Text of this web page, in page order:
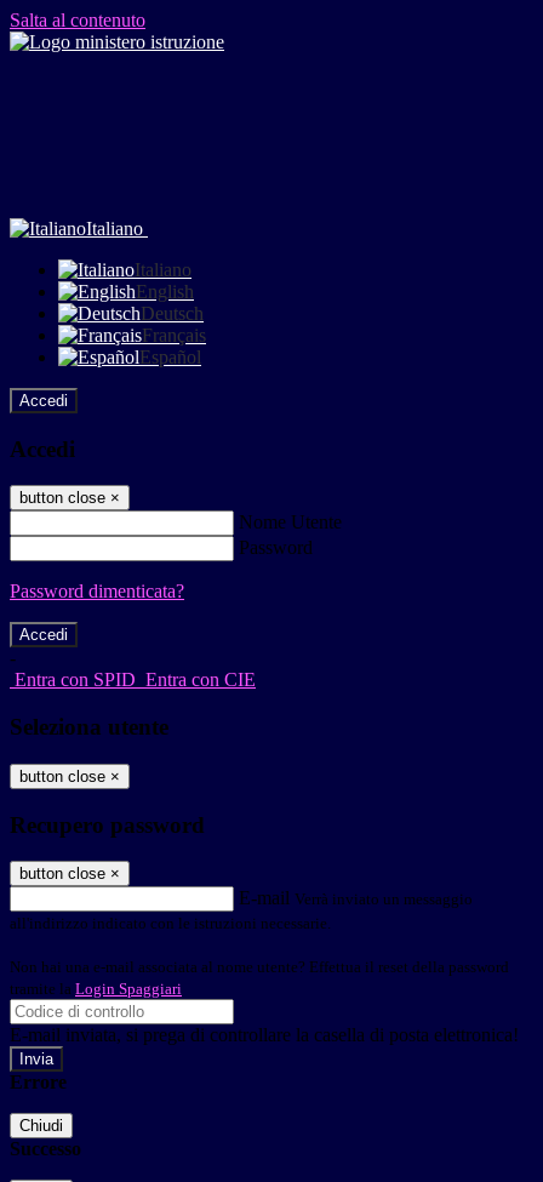
Salta al contenuto
Italiano
Italiano
English
Deutsch
Français
Español
Accedi
Accedi
button close ×
Nome Utente
Password
Password dimenticata?
-
Entra con SPID Entra con CIE
Seleziona utente
button close ×
Recupero password
button close ×
E-mail Verrà inviato un messaggio
all'indirizzo indicato con le istruzioni necessarie.
Non hai una e-mail associata al nome utente? Effettua il reset della password
tramite la Login Spaggiari
E-mail inviata, si prega di controllare la casella di posta elettronica!
Errore
Chiudi
Successo